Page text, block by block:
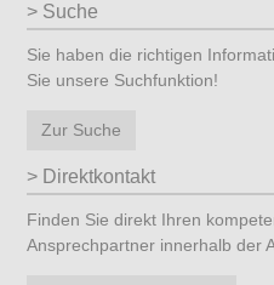
Suche
Sie haben die richtigen
Sie unsere Suchfunktion!
Zur Suche
Direktkontakt
Finden Sie direkt Ihren
Ansprechpartner innerhalb der